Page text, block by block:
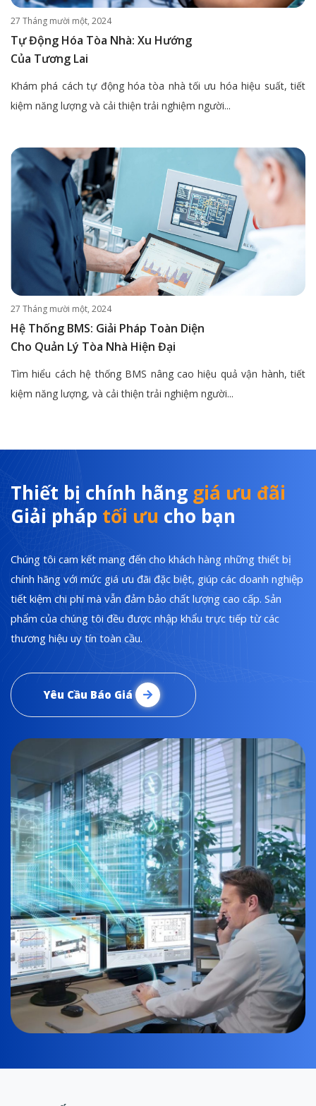
27 Tháng mười một, 2024
Tự Động Hóa Tòa Nhà: Xu Hướng
Của Tương Lai
Khám phá cách tự động hóa tòa nhà tối ưu hóa hiệu suất, tiết
kiệm năng lượng và cải thiện trải nghiệm người...
27 Tháng mười một, 2024
Hệ Thống BMS: Giải Pháp Toàn Diện
Cho Quản Lý Tòa Nhà Hiện Đại
Tìm hiểu cách hệ thống BMS nâng cao hiệu quả vận hành, tiết
kiệm năng lượng, và cải thiện trải nghiệm người...
Thiết bị chính hãng giá ưu đãi
Giải pháp tối ưu cho bạn
Chúng tôi cam kết mang đến cho khách hàng những thiết bị
chính hãng với mức giá ưu đãi đặc biệt, giúp các doanh nghiệp
tiết kiệm chi phí mà vẫn đảm bảo chất lượng cao cấp. Sản
phẩm của chúng tôi đều được nhập khẩu trực tiếp từ các
thương hiệu uy tín toàn cầu.
Yêu Cầu Báo Giá